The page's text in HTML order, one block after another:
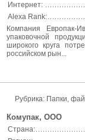
Интернет:
Alexa Rank:
Компания Европак-
упаковочной
широкого круга
российском рын...
Рубрика: Папки,
Комупак, ООО
Страна: